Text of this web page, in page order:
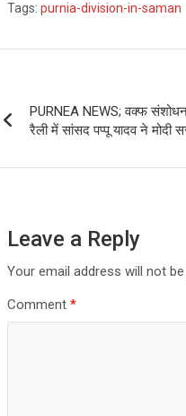
Tags: purnia-division-in-saman
navigation
PURNEA NEWS; वक्फ
रैली में सांसद पप्पू यादव ने मोदी
Leave a Reply
Your email address will not be
Comment*